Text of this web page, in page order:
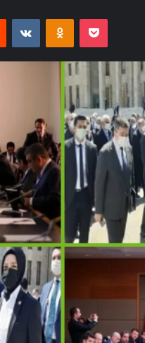
Reddit VKontakteOdnoklassniki
Pocket